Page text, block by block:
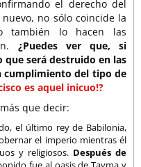
el derecho del
no sólo coincide la
también lo hacen las
¿Puedes ver que, si
que será destruido en las
cumplimiento del tipo de
es aquel inicuo!?
que decir:
el último rey de Babilonia,
el imperio mientras él
y religiosos. Después de